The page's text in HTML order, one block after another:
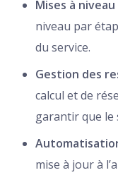
Mises à
niveau par
du service.
Gestion des
calcul et de
garantir que le
mise à jour à